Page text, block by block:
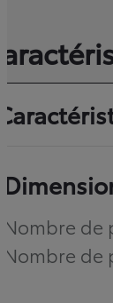
Nombre de
Nombre de